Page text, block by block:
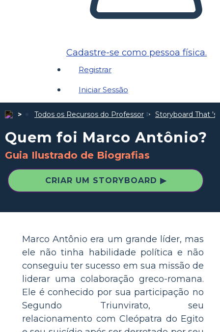
Cadastre-se como pessoa física.
Registrar
Iniciar Sessão
Todos os Recursos do Professor Storyboard That 's
Quem foi Marco Antônio?
Guia Ilustrado de Biografias
CRIAR UM STORYBOARD ▶
Marco Antônio era um grande líder, mas
ele não tinha habilidade política e não
conseguiu ter sucesso em sua missão de
liderar uma colaboração greco-romana.
Ele é conhecido por sua participação no
Segundo Triunvirato, seu
relacionamento com Cleópatra do Egito